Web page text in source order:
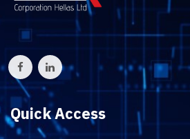
Quick Access